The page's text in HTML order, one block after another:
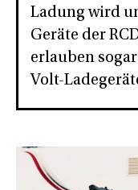
Ladung wird
Geräte der
erlauben
Volt-